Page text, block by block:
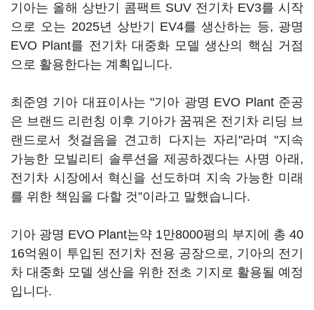
기아는 올해 상반기 콤팩트 SUV 전기차 EV3를 시작
으로 오는 2025년 상반기 EV4를 생산하는 등, 광명
EVO Plant를 전기차 대중화 모델 생산의 핵심 거점
으로 활용한다는 계획입니다.
최준영 기아 대표이사는 "기아 광명 EVO Plant 준공
은 브랜드 리런칭 이후 기아가 꿈꿔온 전기차 리딩 브
랜드로서 첫걸음을 견고히 다지는 자리"라며 "지속
가능한 모빌리티 솔루션을 제공하겠다는 사명 아래,
전기차 시장에서 혁신을 선도하며 지속 가능한 미래
를 위한 책임을 다할 것”이라고 말했습니다.
기아 광명 EVO Plant는약 1만8000평의 부지에 총 40
16억원이 투입된 전기차 전용 공장으로, 기아의 전기
차 대중화 모델 생산을 위한 전초 기지로 활용될 예정
입니다.